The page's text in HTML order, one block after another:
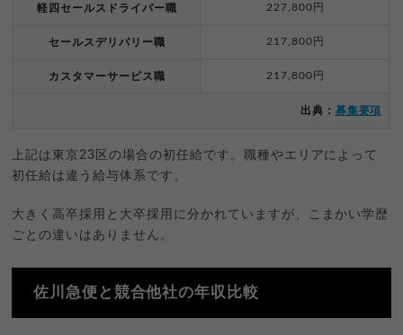
軽四セールスドライバー職 227,800円
セールスデリバリー職 217,800円
カスタマーサービス職 217,800円
出典： 募集要項
上記は東京23区の場合の初任給です。職種やエリアによって
初任給は違う給与体系です。
大きく高卒採用と大卒採用に分かれていますが、こまかい学歴
ごとの違いはありません。
佐川急便と競合他社の年収比較